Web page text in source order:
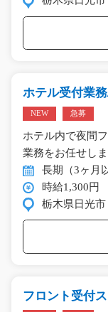
ホテル受付業
NEW 急募
ホテル内で夜間
業務をお任せし
長期（3ヶ月
時給1,300円
栃木県日光市
フロント受付